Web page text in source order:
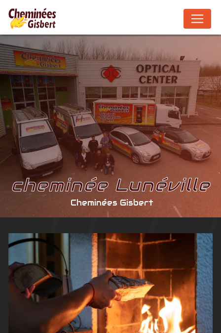
cheminée Lunéville
Cheminées Gisbert